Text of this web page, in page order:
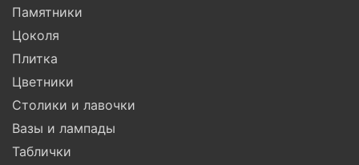
Памятники
Цоколя
Плитка
Цветники
Столики и лавочки
Вазы и лампады
Таблички